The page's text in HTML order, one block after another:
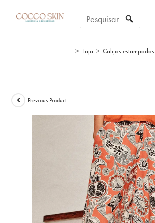
> Loja > Calças estampadas
Previous Product